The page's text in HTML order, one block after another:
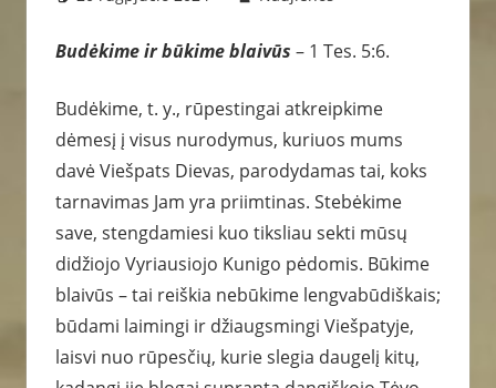
Budėkime ir būkime blaivūs – 1 Tes. 5:6.
Budėkime, t. y., rūpestingai atkreipkime
dėmesį į visus nurodymus, kuriuos mums
davė Viešpats Dievas, parodydamas tai, koks
tarnavimas Jam yra priimtinas. Stebėkime
save, stengdamiesi kuo tiksliau sekti mūsų
didžiojo Vyriausiojo Kunigo pėdomis. Būkime
blaivūs – tai reiškia nebūkime lengvabūdiškais;
būdami laimingi ir džiaugsmingi Viešpatyje,
laisvi nuo rūpesčių, kurie slegia daugelį kitų,